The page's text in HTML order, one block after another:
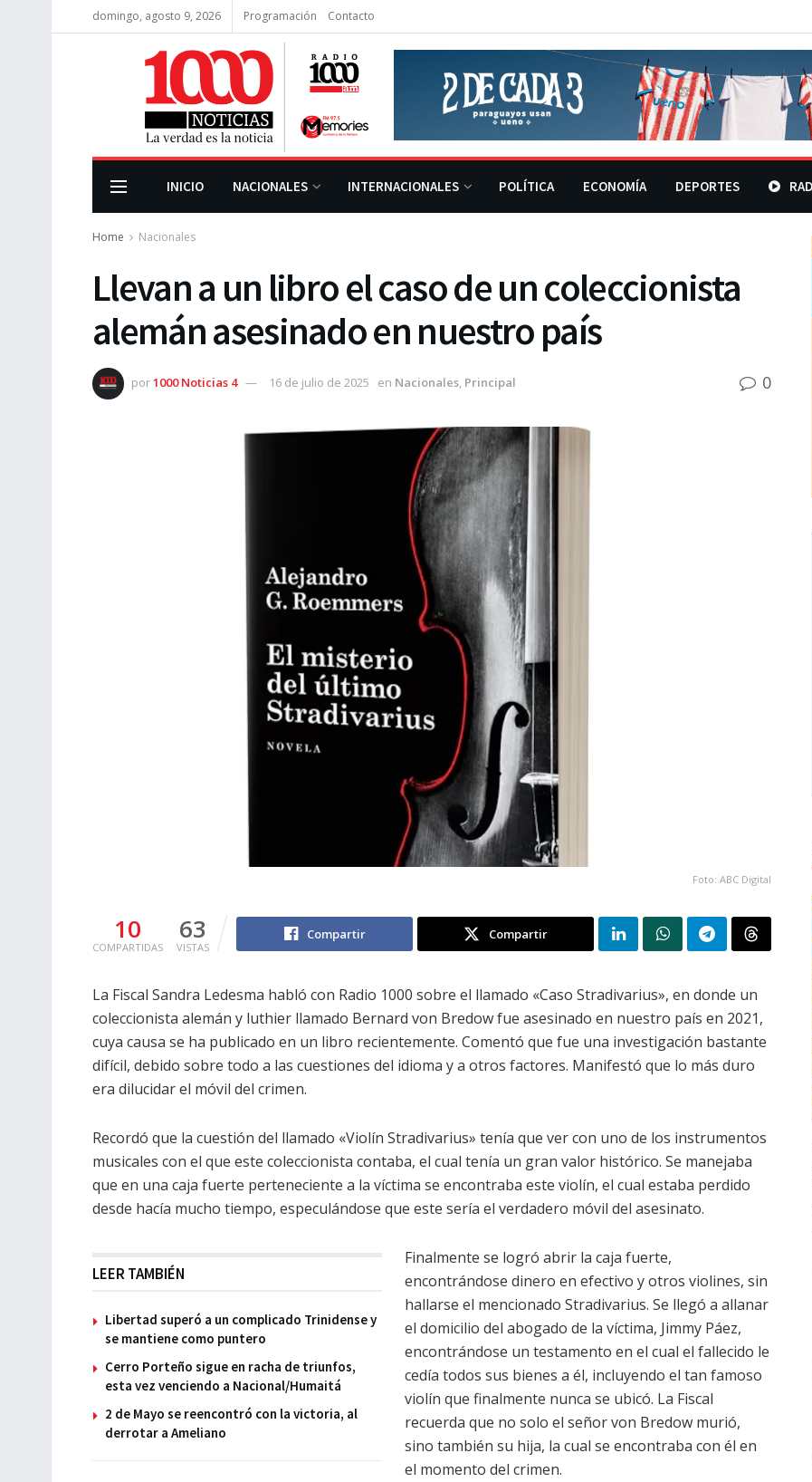
domingo, agosto 9, 2026 Programación Contacto
INICIO NACIONALES INTERNACIONALES POLÍTICA ECONOMÍA DEPORTES
Home Nacionales
Llevan a un libro el caso de un coleccionista
alemán asesinado en nuestro país
por1000 Noticias 4 16 de julio de 2025 en Nacionales, Principal 0
Foto: ABC Digital
10
COMPARTIDAS
63
VISTAS
Compartir Compartir
La Fiscal Sandra Ledesma habló con Radio 1000 sobre el llamado «Caso Stradivarius», en donde un
coleccionista alemán y luthier llamado Bernard von Bredow fue asesinado en nuestro país en 2021,
cuya causa se ha publicado en un libro recientemente. Comentó que fue una investigación bastante
difícil, debido sobre todo a las cuestiones del idioma y a otros factores. Manifestó que lo más duro
era dilucidar el móvil del crimen.
Recordó que la cuestión del llamado «Violín Stradivarius» tenía que ver con uno de los instrumentos
musicales con el que este coleccionista contaba, el cual tenía un gran valor histórico. Se manejaba
que en una caja fuerte perteneciente a la víctima se encontraba este violín, el cual estaba perdido
desde hacía mucho tiempo, especulándose que este sería el verdadero móvil del asesinato.
LEER TAMBIÉN
Libertad superó a un complicado Trinidense y
se mantiene como puntero
Cerro Porteño sigue en racha de triunfos,
esta vez venciendo a Nacional/Humaitá
2 de Mayo se reencontró con la victoria, al
derrotar a Ameliano
Finalmente se logró abrir la caja fuerte,
encontrándose dinero en efectivo y otros violines, sin
hallarse el mencionado Stradivarius. Se llegó a allanar
el domicilio del abogado de la víctima, Jimmy Páez,
encontrándose un testamento en el cual el fallecido le
cedía todos sus bienes a él, incluyendo el tan famoso
violín que finalmente nunca se ubicó. La Fiscal
recuerda que no solo el señor von Bredow murió,
sino también su hija, la cual se encontraba con él en
el momento del crimen.